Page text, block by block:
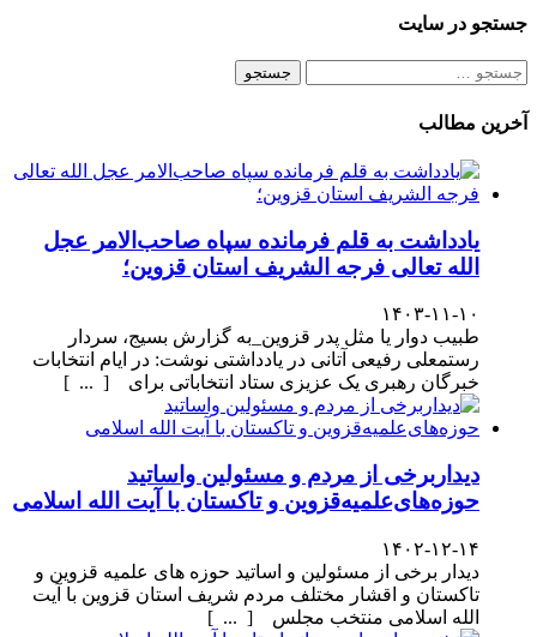
جستجو در سایت
جستجو
آخرین مطالب
یادداشت به قلم فرمانده سپاه صاحب‌الامر عجل
الله تعالی فرجه الشریف استان قزوین؛
۱۴۰۳-۱۱-۱۰
طبیب دوار یا مثل پدر قزوین_به گزارش بسیج، سردار
رستمعلی رفیعی آتانی در یادداشتی نوشت: در ایام انتخابات
خبرگان رهبری یک عزیزی ستاد انتخاباتی برای [ ... ]
دیداربرخی از مردم و مسئولین واساتید
حوزه‌های‌علمیه‌قزوین و تاکستان با آیت الله اسلامی
۱۴۰۲-۱۲-۱۴
دیدار برخی از مسئولین و اساتید حوزه های علمیه قزوین و
تاکستان و اقشار مختلف مردم شریف استان قزوین با آیت
الله اسلامی منتخب مجلس [ ... ]